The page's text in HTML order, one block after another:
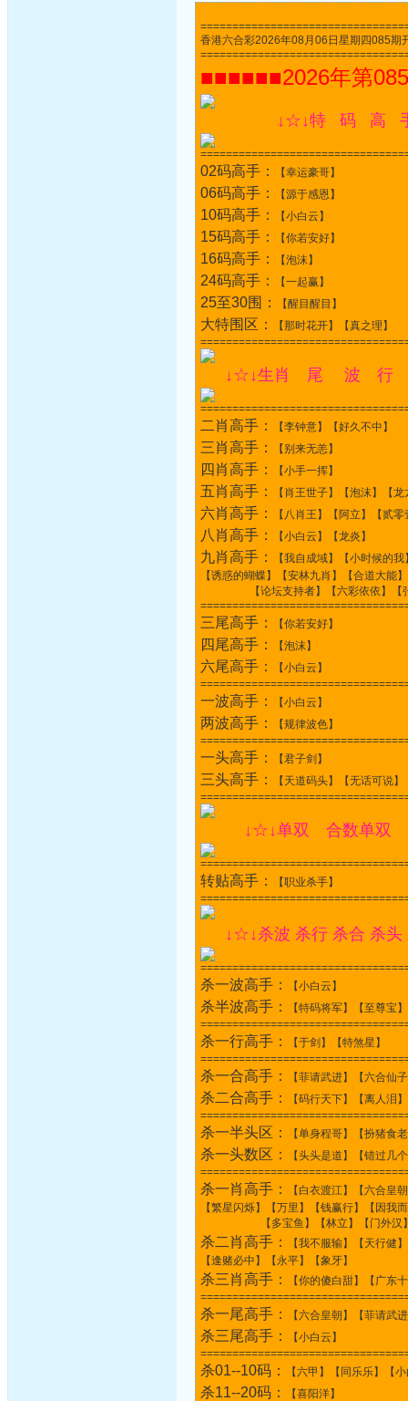
香港六合彩2026年08月06日星期四085
■■■■■■2026年第
↓☆↓特 码 高
02码高手： 【幸运豪哥】
06码高手： 【源于感恩】
10码高手： 【小白云】
15码高手： 【你若安好】
16码高手： 【泡沫】
24码高手： 【一起赢】
25至30围： 【醒目醒目】
大特围区：
【那时花开】【真之理】
↓☆↓生肖 尾 波 行
二肖高手： 【李钟意】【好久不中】
三肖高手： 【别来无恙】
四肖高手： 【小手一挥】
五肖高手： 【肖王世子】【泡沫】【
六肖高手： 【八肖王】【阿立】【贰
八肖高手： 【小白云】【龙炎】
九肖高手：
【我自成域】【小时候的
【诱惑的蝴蝶】【安林九肖】【合道大能
【论坛支持者】【六彩依依】【张
三尾高手： 【你若安好】
四尾高手： 【泡沫】
六尾高手：
【小白云】
一波高手： 【小白云】
两波高手：
【规律波色】
一头高手： 【君子剑】
三头高手：
【天道码头】【无话可说
↓☆↓单双 合数单
转贴高手：
【职业杀手】
↓☆↓杀波 杀行 杀合 杀
杀一波高手： 【小白云】
杀半波高手：
【特码将军】【至尊宝
杀一行高手：
【于剑】【特煞星】
杀一合高手： 【菲请武进】【六合仙
杀二合高手：
【码行天下】【离人泪】
杀一半头区： 【单身程哥】【扮猪食
杀一头数区：
【头头是道】【错过几
杀一肖高手：
【白衣渡江】【六合皇
【繁星闪烁】【万里】【钱赢行】【因我
【多宝鱼】【林立】【门外汉】【
杀二肖高手：
【我不服输】【天行健
【逢赌必中】【永平】【象牙】
杀三肖高手：
【你的傻白甜】【广东
杀一尾高手： 【六合皇朝】【菲请武
杀三尾高手：
【小白云】
杀01--10码： 【六甲】【同乐乐】【
杀11--20码： 【喜阳洋】